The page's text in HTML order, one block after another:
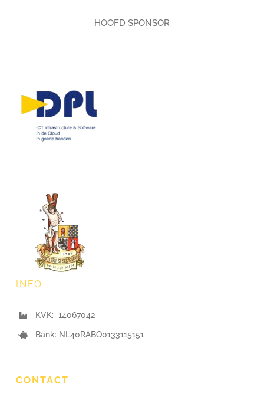
HOOFD SPONSOR
CONTACT
INFO
KVK: 14067042
Bank: NL40RABO0133115151